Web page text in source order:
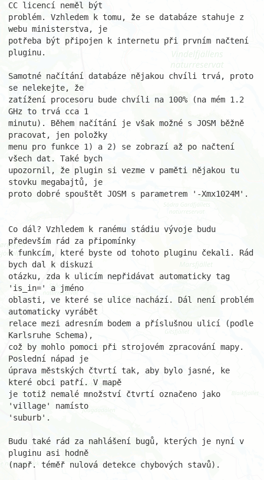
CC licencí neměl být
problém. Vzhledem k tomu, že se databáze stahuje z
webu ministerstva, je
potřeba být připojen k internetu při prvním načtení
pluginu.
Samotné načítání databáze nějakou chvíli trvá, proto
se nelekejte, že
zatížení procesoru bude chvíli na 100% (na mém 1.2
GHz to trvá cca 1
minutu). Během načítání je však možné s JOSM běžně
pracovat, jen položky
menu pro funkce 1) a 2) se zobrazí až po načtení
všech dat. Také bych
upozornil, že plugin si vezme v paměti nějakou tu
stovku megabajtů, je
proto dobré spouštět JOSM s parametrem '-Xmx1024M'.
Co dál? Vzhledem k ranému stádiu vývoje budu
především rád za připomínky
k funkcím, které byste od tohoto pluginu čekali. Rád
bych dal k diskuzi
otázku, zda k ulicím nepřidávat automaticky tag
'is_in=' a jméno
oblasti, ve které se ulice nachází. Dál není problém
automaticky vyrábět
relace mezi adresním bodem a příslušnou ulicí (podle
Karlsruhe Schema),
což by mohlo pomoci při strojovém zpracování mapy.
Poslední nápad je
úprava městských čtvrtí tak, aby bylo jasné, ke
které obci patří. V mapě
je totiž nemalé množství čtvrtí označeno jako
'village' namísto
'suburb'.
Budu také rád za nahlášení bugů, kterých je nyní v
pluginu asi hodně
(např. téměř nulová detekce chybových stavů).